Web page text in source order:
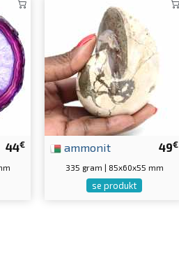
44€ 49€
ammonit
335 gram | 85x60x55 mm
se produkt